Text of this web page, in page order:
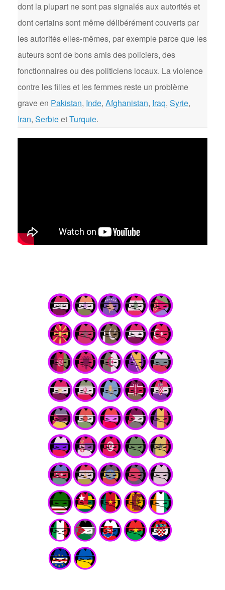
dont la plupart ne sont pas signalés aux autorités et
dont certains sont même délibérément couverts par
les autorités elles-mêmes, par exemple parce que les
auteurs sont de bons amis des policiers, des
fonctionnaires ou des politiciens locaux. La violence
contre les filles et les femmes reste un problème
grave en Pakistan, Inde, Afghanistan, Iraq, Syrie,
Iran, SerbieetTurquie.